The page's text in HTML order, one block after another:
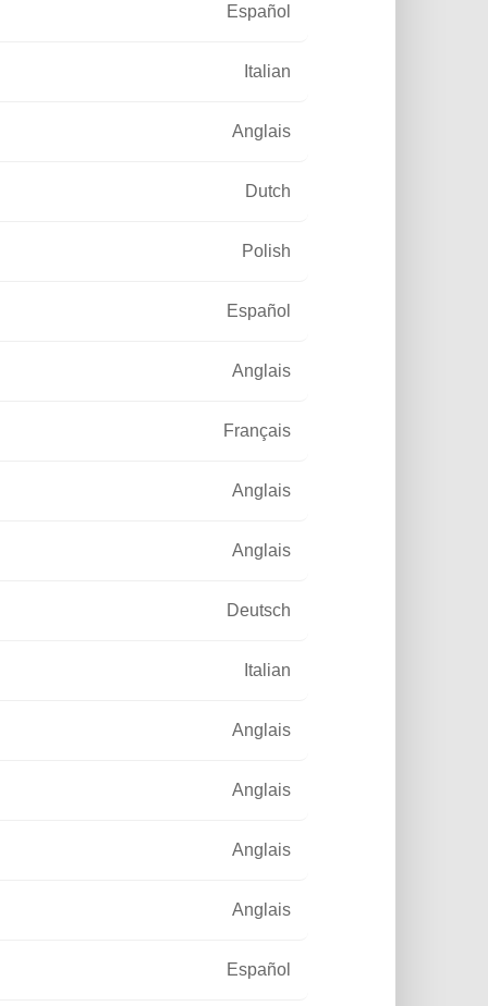
Español
Italian
Anglais
Dutch
Polish
Español
Anglais
Français
Anglais
Anglais
Deutsch
Italian
Anglais
Anglais
Anglais
Anglais
Español